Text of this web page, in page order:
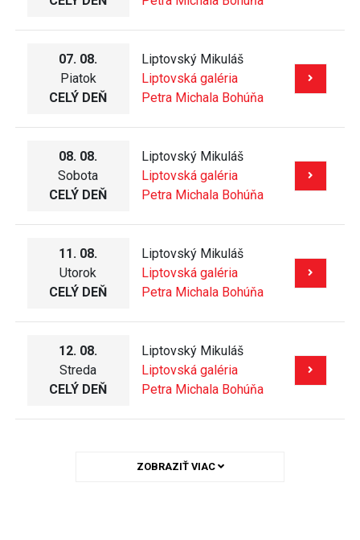
07. 08.
Piatok
CELÝ DEŇ
Liptovský Mikuláš
Liptovská galéria
Petra Michala Bohúňa
08. 08.
Sobota
CELÝ DEŇ
Liptovský Mikuláš
Liptovská galéria
Petra Michala Bohúňa
11. 08.
Utorok
CELÝ DEŇ
Liptovský Mikuláš
Liptovská galéria
Petra Michala Bohúňa
12. 08.
Streda
CELÝ DEŇ
Liptovský Mikuláš
Liptovská galéria
Petra Michala Bohúňa
ZOBRAZIŤ VIAC